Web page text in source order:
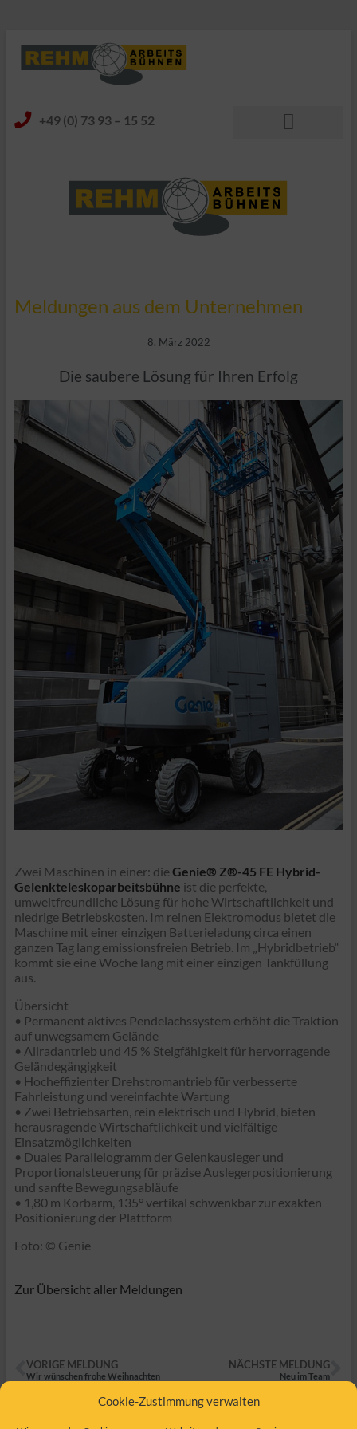
Cookie-Zustimmung verwalten
+49 (0) 73 93 – 15 52
Meldungen aus dem Unternehmen
8. März 2022
Die saubere Lösung für Ihren Erfolg
Zwei Maschinen in einer: dieGenie® Z®-45 FE Hybrid-
Gelenkteleskoparbeitsbühne ist die perfekte,
umweltfreundliche Lösung für hohe Wirtschaftlichkeit und
niedrige Betriebskosten. Im reinen Elektromodus bietet die
Maschine mit einer einzigen Batterieladung circa einen
ganzen Tag lang emissionsfreien Betrieb. Im „Hybridbetrieb“
kommt sie eine Woche lang mit einer einzigen Tankfüllung
aus.
Übersicht
• Permanent aktives Pendelachssystem erhöht die Traktion
auf unwegsamem Gelände
• Allradantrieb und 45 % Steigfähigkeit für hervorragende
Geländegängigkeit
• Hocheffizienter Drehstromantrieb für verbesserte
Fahrleistung und vereinfachte Wartung
• Zwei Betriebsarten, rein elektrisch und Hybrid, bieten
herausragende Wirtschaftlichkeit und vielfältige
Einsatzmöglichkeiten
• Duales Parallelogramm der Gelenkausleger und
Proportionalsteuerung für präzise Auslegerpositionierung
und sanfte Bewegungsabläufe
• 1,80 m Korbarm, 135° vertikal schwenkbar zur exakten
Positionierung der Plattform
Foto: © Genie
Zur Übersicht aller Meldungen
VORIGE MELDUNG
Wir wünschen frohe Weihnachten
NÄCHSTE MELDUNG
Neu im Team